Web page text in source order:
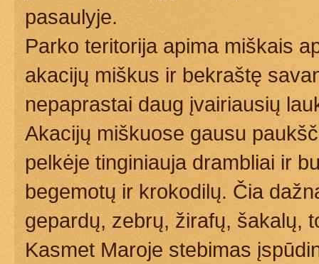
pasaulyje.
Parko teritorija apima miškais
akacijų miškus ir bekraštę
nepaprastai daug įvairiausių
Akacijų miškuose gausu
pelkėje tinginiauja drambliai ir
begemotų ir krokodilų. Čia
gepardų, zebrų, žirafų, šakalų,
Kasmet Maroje stebimas